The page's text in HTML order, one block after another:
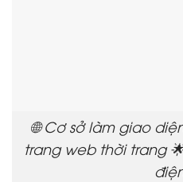
🌐 Cơ sở làm giao
trang web thời trang